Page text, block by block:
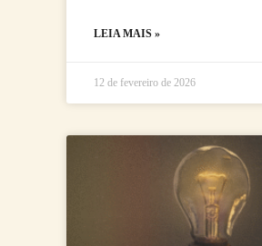
LEIA MAIS »
12 de fevereiro de 2026